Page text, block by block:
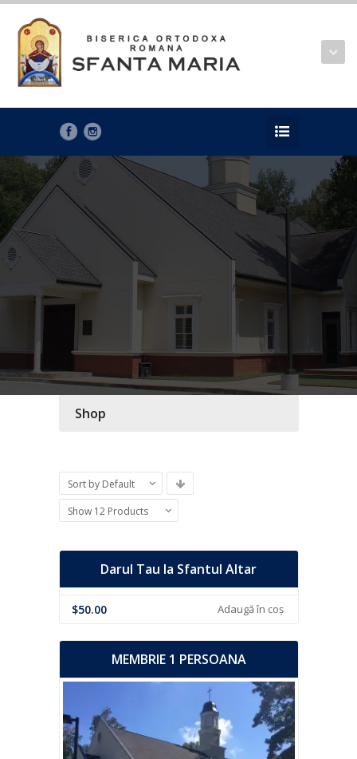
Shop
Sort by Default
Show 12 Products
Darul Tau la Sfantul Altar
$50.00 Adaugă în coș
MEMBRIE 1 PERSOANA